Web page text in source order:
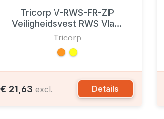
Tricorp V-RWS-FR-ZIP
Veiligheidsvest RWS Vlam
(453017)
Tricorp
€ 21,63 excl. Details